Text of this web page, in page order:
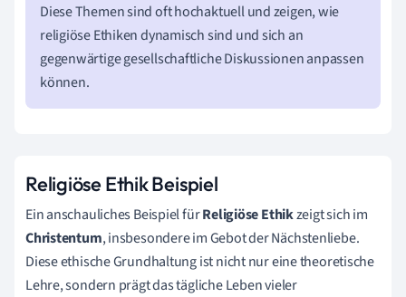
Diese Themen sind oft hochaktuell und zeigen, wie
religiöse Ethiken dynamisch sind und sich an
gegenwärtige gesellschaftliche Diskussionen anpassen
können.
Religiöse Ethik Beispiel
Ein anschauliches Beispiel fürReligiöse Ethikzeigt sich im
Christentum, insbesondere im Gebot der Nächstenliebe.
Diese ethische Grundhaltung ist nicht nur eine theoretische
Lehre, sondern prägt das tägliche Leben vieler